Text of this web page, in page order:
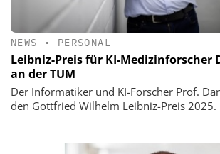
NEWS • PERSONAL
Leibniz-Preis für KI-Medizinforscher
an der TUM
Der Informatiker und KI-Forscher Prof.
den Gottfried Wilhelm Leibniz-Preis 2025.